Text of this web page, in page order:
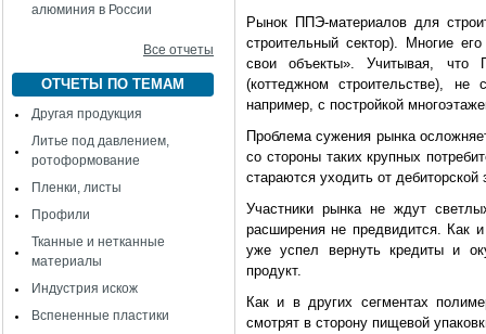
алюминия в России
Все отчеты
ОТЧЕТЫ ПО ТЕМАМ
Другая продукция
Литье под давлением,
ротоформование
Пленки, листы
Профили
Тканные и нетканные
материалы
Индустрия искож
Вспененные пластики
Рынок ППЭ-материалов для
строительный сектор). Многие
свои объекты». Учитывая, что
(коттеджном строительстве),
например, с постройкой
Проблема сужения рынка
со стороны таких крупных
стараются уходить от
Участники рынка не ждут
расширения не предвидится. Как
уже успел вернуть кредиты и
продукт.
Как и в других сегментах
смотрят в сторону пищевой